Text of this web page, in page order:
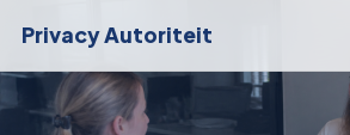
Privacy Autoriteit